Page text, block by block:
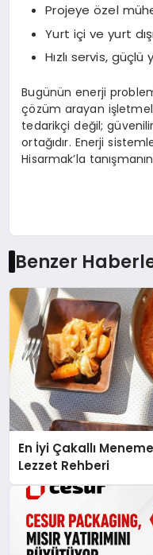
Projeye özel
Yurt içi ve yurt
Hızlı servis,
Bugünün enerji
çözüm arayan
tedarikçi değil;
ortağıdır. Enerji
Hisarmak’la
Benzer
En İyi Çakallı
Lezzet Rehberi